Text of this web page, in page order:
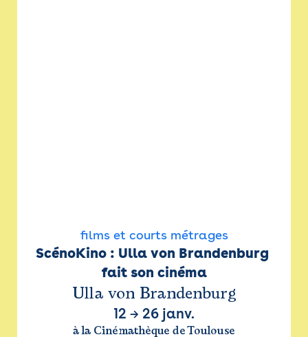
films et courts métrages
ScénoKino : Ulla von Brandenburg
fait son cinéma
Ulla von Brandenburg
12 → 26 janv.
à la Cinémathèque de Toulouse